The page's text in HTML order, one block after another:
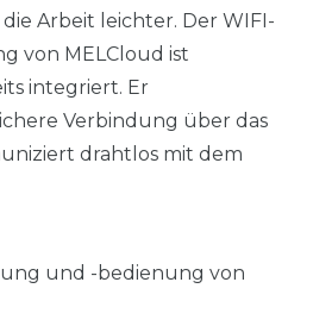
Arbeit leichter. Der WIFI-
von MELCloud ist
integriert. Er
Verbindung über das
drahtlos mit dem
und -bedienung von